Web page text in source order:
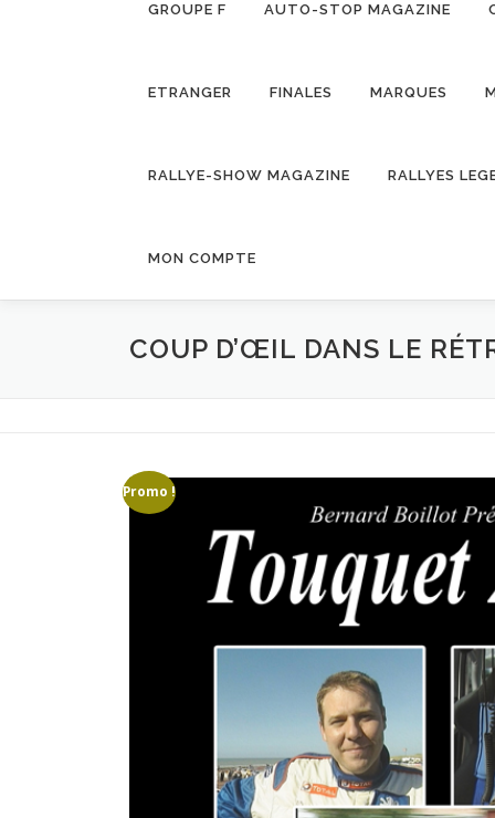
GROUPE F AUTO-STOP MAGAZINE
ETRANGER FINALES MARQUES
RALLYE-SHOW MAGAZINE RALLYES
MON COMPTE
COUP D’ŒIL DANS LE
Promo !